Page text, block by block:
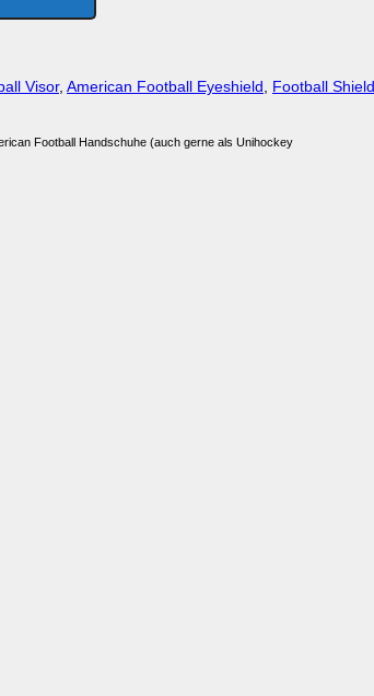
Visor, American Football Eyeshield Football Shield
Football Handschuhe (auch gerne als Unihockey